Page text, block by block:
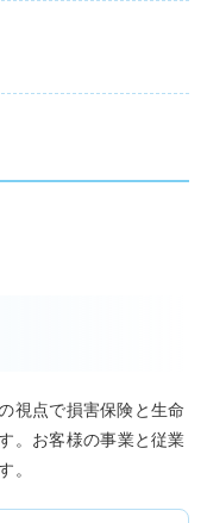
視点で損害保険と生命
。お客様の事業と従業
。